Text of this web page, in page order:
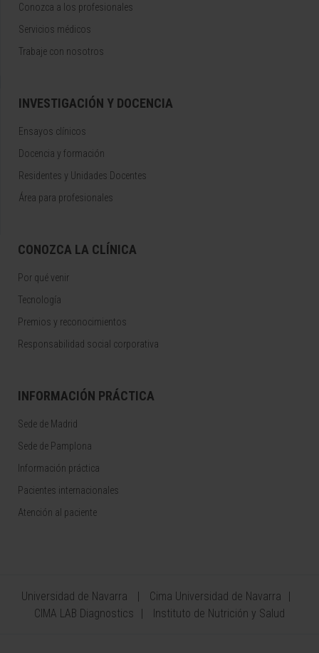
Conozca a los profesionales
Servicios médicos
Trabaje con nosotros
INVESTIGACIÓN Y DOCENCIA
Ensayos clínicos
Docencia y formación
Residentes y Unidades Docentes
Área para profesionales
CONOZCA LA CLÍNICA
Por qué venir
Tecnología
Premios y reconocimientos
Responsabilidad social corporativa
INFORMACIÓN PRÁCTICA
Sede de Madrid
Sede de Pamplona
Información práctica
Pacientes internacionales
Atención al paciente
Universidad de Navarra
Cima Universidad de Navarra
CIMA LAB Diagnostics
Instituto de Nutrición y Salud